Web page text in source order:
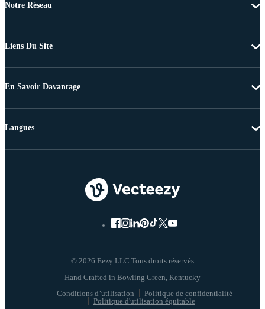
Notre Réseau
Liens Du Site
En Savoir Davantage
© 2026 Eezy LLC Tous droits réservés
Conditions d’utilisation
Politique de confidentialité
Politique d'utilisation équitable
Langues